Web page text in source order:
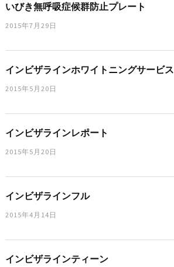
いびき無呼吸症候群防止プレート
2015年7月29日
インビザラインホワイトニングサービス
2015年5月20日
インビザラインレポート
2015年5月20日
インビザラインフル
2015年4月14日
インビザラインティーン